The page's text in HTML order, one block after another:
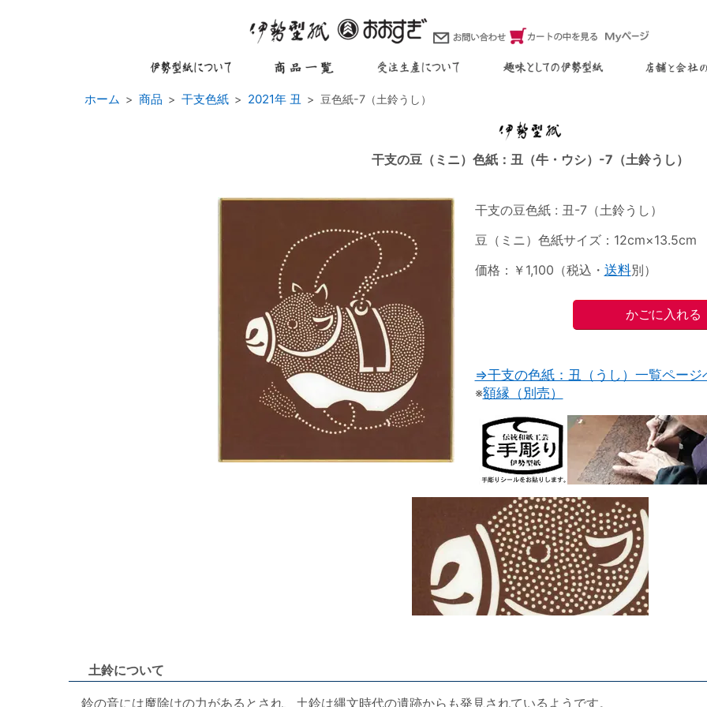
ホーム 商品 干支色紙 2021年 丑 豆色紙-7（土鈴うし）
干支の豆（ミニ）色紙：丑（牛・ウシ）-7（土鈴うし）
干支の豆色紙 : 丑-7（土鈴うし）
豆（ミニ）色紙サイズ：12cm×13.5cm
価格：￥1,100（税込・ 送料別）
⇒干支の色紙：丑（うし）一覧ページ
※額縁（別売）
土鈴について
鈴の音には魔除けの力があるとされ、土鈴は縄文時代の遺跡からも発見されているようです。